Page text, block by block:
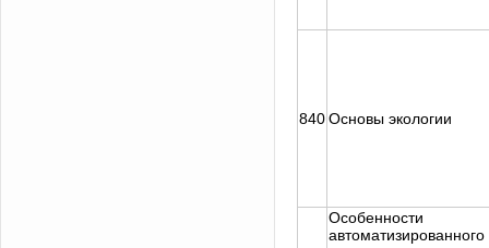
840Основы экологии
Особенности
автоматизированного